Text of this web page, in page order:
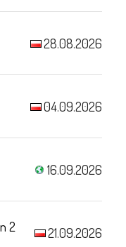
28.08.2026
04.09.2026
16.09.2026
2 21.09.2026